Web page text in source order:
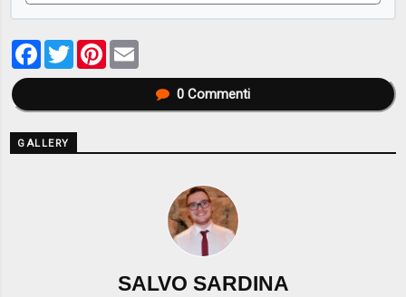
Facebook
TwitterPinterest
0Commenti
GALLERY
SALVO SARDINA